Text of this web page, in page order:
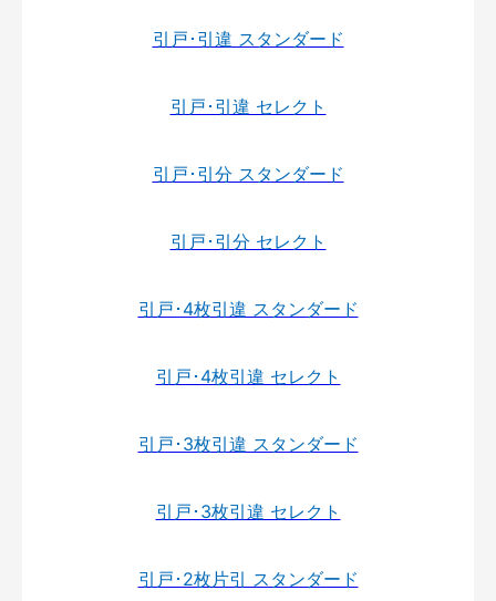
引戸･引違 スタンダード
引戸･引違 セレクト
引戸･引分 スタンダード
引戸･引分 セレクト
引戸･4枚引違 スタンダード
引戸･4枚引違 セレクト
引戸･3枚引違 スタンダード
引戸･3枚引違 セレクト
引戸･2枚片引 スタンダード